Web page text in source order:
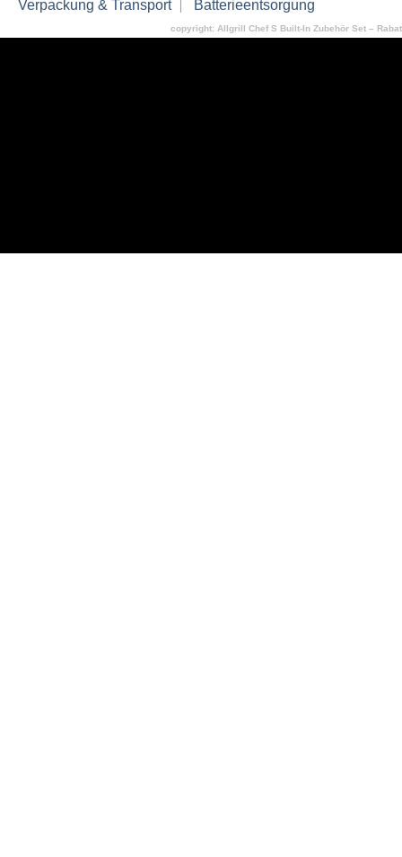
Verpackung & Transport Batterieentsorgung
copyright: Allgrill Chef S Built-In Zubehör Set –